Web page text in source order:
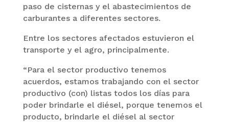
paso de cisternas y el abastecimientos de
carburantes a diferentes sectores.
Entre los sectores afectados estuvieron el
transporte y el agro, principalmente.
“Para el sector productivo tenemos
acuerdos, estamos trabajando con el sector
productivo (con) listas todos los días para
poder brindarle el diésel, porque tenemos el
producto, brindarle el diésel al sector